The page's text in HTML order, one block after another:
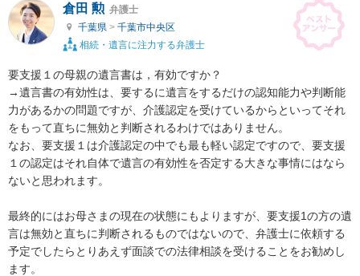
倉田 勲 弁護士
千葉県 > 千葉市中央区
相続・遺言に注力する弁護士
要支援１の母親の遺言書は，有効ですか？
→遺言書の有効性は、要するに遺言をするだけの認知能力や判断能
力があるかの問題ですが、介護認定を受けているからといってそれ
をもって直ちに無効と判断されるわけではありません。
なお、要支援１は介護認定の中でも最も軽い認定ですので、要支援
１の認定はそれ自体で遺言の有効性を否定する大きな事情にはなら
ないと思われます。
最終的にはお母さまの現在の状態にもよりますが、要支援1の方の遺
言は無効と直ちに判断されるものではないので、弁護士に依頼する
予定でしたらとりあえず面談での法律相談を受けることをお勧めし
ます。